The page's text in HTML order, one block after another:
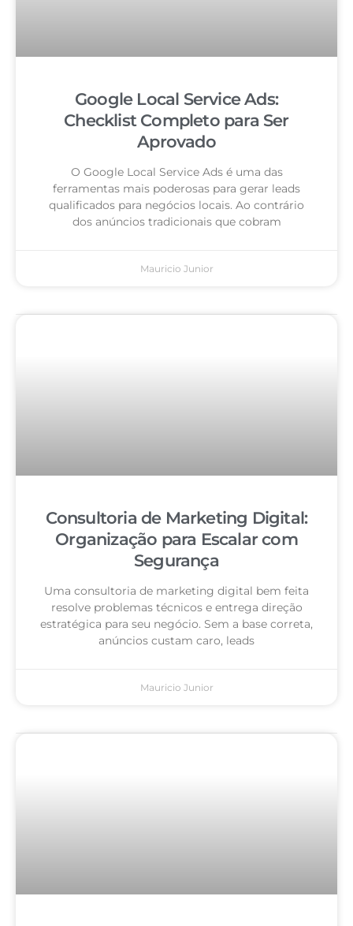
Google Local Service Ads:
Checklist Completo para Ser
Aprovado
O Google Local Service Ads é uma das
ferramentas mais poderosas para gerar leads
qualificados para negócios locais. Ao contrário
dos anúncios tradicionais que cobram
Mauricio Junior
Consultoria de Marketing Digital:
Organização para Escalar com
Segurança
Uma consultoria de marketing digital bem feita
resolve problemas técnicos e entrega direção
estratégica para seu negócio. Sem a base correta,
anúncios custam caro, leads
Mauricio Junior